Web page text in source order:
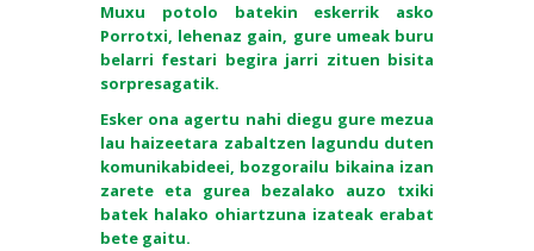
Muxu potolo batekin eskerrik asko
Porrotxi, lehenaz gain, gure umeak buru
belarri festari begira jarri zituen bisita
sorpresagatik.
Esker ona agertu nahi diegu gure mezua
lau haizeetara zabaltzen lagundu duten
komunikabideei, bozgorailu bikaina izan
zarete eta gurea bezalako auzo txiki
batek halako ohiartzuna izateak erabat
bete gaitu.